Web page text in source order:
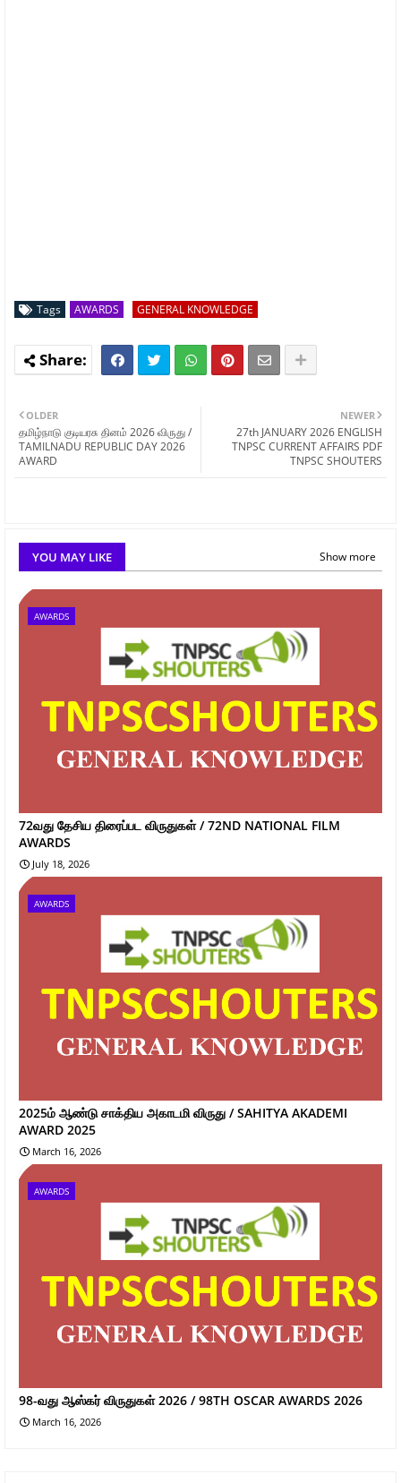
Tags AWARDS GENERAL KNOWLEDGE
NEWER
27th JANUARY 2026 ENGLISH
TNPSC CURRENT AFFAIRS PDF
TNPSC SHOUTERS
OLDER
தமிழ்நாடு குடியரசு தினம் 2026 விருது /
TAMILNADU REPUBLIC DAY 2026
AWARD
YOU MAY LIKE Show more
AWARDS
72வது தேசிய திரைப்பட விருதுகள் / 72ND NATIONAL FILM
AWARDS
July 18, 2026
AWARDS
2025ம் ஆண்டு சாக்திய அகாடமி விருது / SAHITYA AKADEMI
AWARD 2025
March 16, 2026
AWARDS
98-வது ஆஸ்கர் விருதுகள் 2026 / 98TH OSCAR AWARDS 2026
March 16, 2026